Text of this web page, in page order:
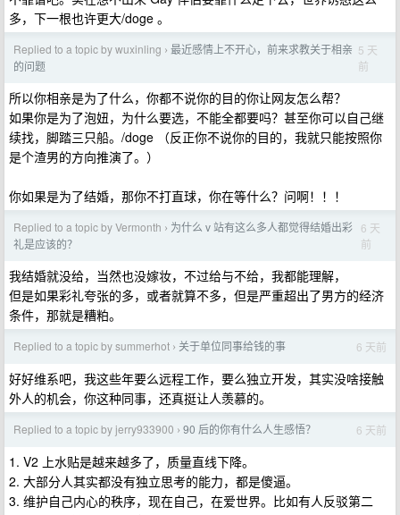
多，下一根也许更大/doge 。
Replied to a topic by wuxinling › 最近感情上不开心，前来求教关于相亲
的问题
5 天
前
所以你相亲是为了什么，你都不说你的目的你让网友怎么帮？
如果你是为了泡妞，为什么要选，不能全都要吗？甚至你可以自己继
续找，脚踏三只船。/doge （反正你不说你的目的，我就只能按照你
是个渣男的方向推演了。）
你如果是为了结婚，那你不打直球，你在等什么？问啊！！！
Replied to a topic by Vermonth › 为什么 v 站有这么多人都觉得结婚出彩
礼是应该的？
6 天
前
我结婚就没给，当然也没嫁妆，不过给与不给，我都能理解，
但是如果彩礼夸张的多，或者就算不多，但是严重超出了男方的经济
条件，那就是糟粕。
Replied to a topic by summerhot › 关于单位同事给钱的事 6 天前
好好维系吧，我这些年要么远程工作，要么独立开发，其实没啥接触
外人的机会，你这种同事，还真挺让人羡慕的。
Replied to a topic by jerry933900 › 90 后的你有什么人生感悟？ 6 天前
1. V2 上水贴是越来越多了，质量直线下降。
2. 大部分人其实都没有独立思考的能力，都是傻逼。
3. 维护自己内心的秩序，现在自己，在爱世界。比如有人反驳第二